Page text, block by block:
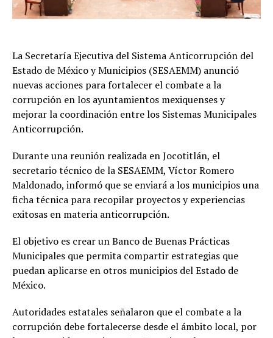
La Secretaría Ejecutiva del Sistema Anticorrupción del
Estado de México y Municipios (SESAEMM) anunció
nuevas acciones para fortalecer el combate a la
corrupción en los ayuntamientos mexiquenses y
mejorar la coordinación entre los Sistemas Municipales
Anticorrupción.
Durante una reunión realizada en Jocotitlán, el
secretario técnico de la SESAEMM, Víctor Romero
Maldonado, informó que se enviará a los municipios una
ficha técnica para recopilar proyectos y experiencias
exitosas en materia anticorrupción.
El objetivo es crear un Banco de Buenas Prácticas
Municipales que permita compartir estrategias que
puedan aplicarse en otros municipios del Estado de
México.
Autoridades estatales señalaron que el combate a la
corrupción debe fortalecerse desde el ámbito local, por